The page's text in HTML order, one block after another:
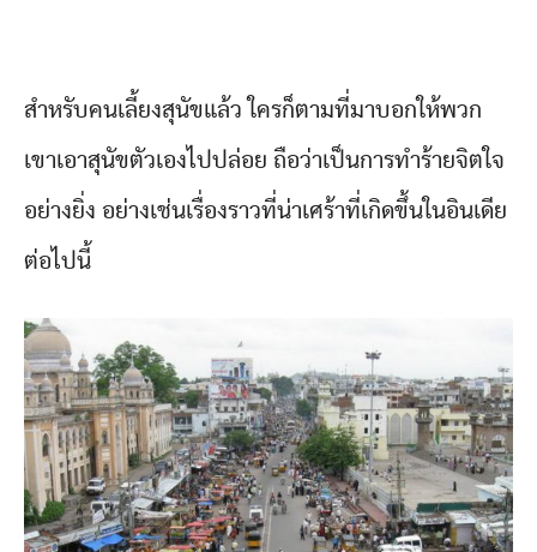
สำหรับคนเลี้ยงสุนัขแล้ว ใครก็ตามที่มาบอกให้พวก
เขาเอาสุนัขตัวเองไปปล่อย ถือว่าเป็นการทำร้ายจิตใจ
อย่างยิ่ง อย่างเช่นเรื่องราวที่น่าเศร้าที่เกิดขึ้นในอินเดีย
ต่อไปนี้